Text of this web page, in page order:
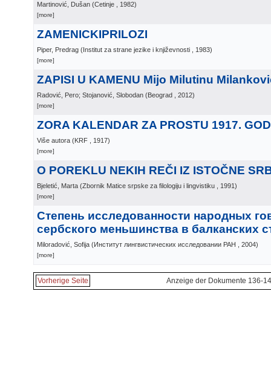
Martinović, Dušan (Cetinje , 1982)
[more]
ZAMENICKIPRILOZI
Piper, Predrag (Institut za strane jezike i književnosti , 1983)
[more]
ZAPISI U KAMENU Mijo Milutinu
Radović, Pero; Stojanović, Slobodan (Beograd , 2012)
[more]
ZORA KALENDAR ZA PROSTU 1917.
Više autora (KRF , 1917)
[more]
О POREKLU NEKIH REČI IZ ISTOČNE
Bjeletić, Marta (Zbornik Matice srpske za filologiju i lingvistiku , 1991)
[more]
Степень исследованности народных
сербского меньшинства в балканских
Miloradović, Sofija (Институт лингвистических исследовании РАН , 2004)
[more]
Vorherige Seite Anzeige der Dokumente 136-